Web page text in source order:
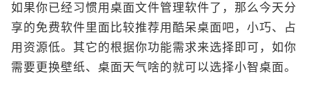
如果你已经习惯用桌面文件管理软件了，那么今天分
享的免费软件里面比较推荐用酷呆桌面吧，小巧、占
用资源低。其它的根据你功能需求来选择即可，如你
需要更换壁纸、桌面天气啥的就可以选择小智桌面。